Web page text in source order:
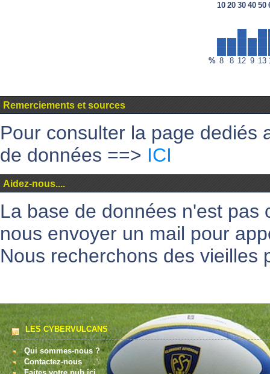
10 20 30 40 50
% 8 8 12 9 13
Remerciements et sources
Pour consulter la page dediés
de données ==> ICI
Aidez-nous....
La base de données n'est
nous envoyer un mail pour
Nous recherchons des vieilles
LES CYBERVULCANS
Qui sommes-nous ?
Contactez-nous